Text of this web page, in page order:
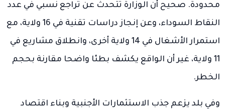
محدودة. صحيح أن الوزارة تتحدث عن تراجع نسبي في عدد
النقاط السوداء، وعن إنجاز دراسات تقنية في 16 ولاية، مع
استمرار الأشغال في 14 ولاية أخرى، وانطلاق مشاريع في
11 ولاية، غير أن الواقع يكشف بطئا واضحا مقارنة بحجم
الخطر.
وفي بلد يزعم جذب الاستثمارات الأجنبية وبناء اقتصاد